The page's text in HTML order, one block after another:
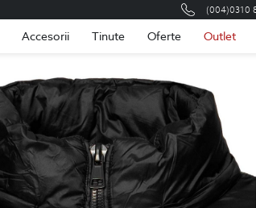
(004)0310
Accesorii Tinute Oferte Outlet
Romania Romana